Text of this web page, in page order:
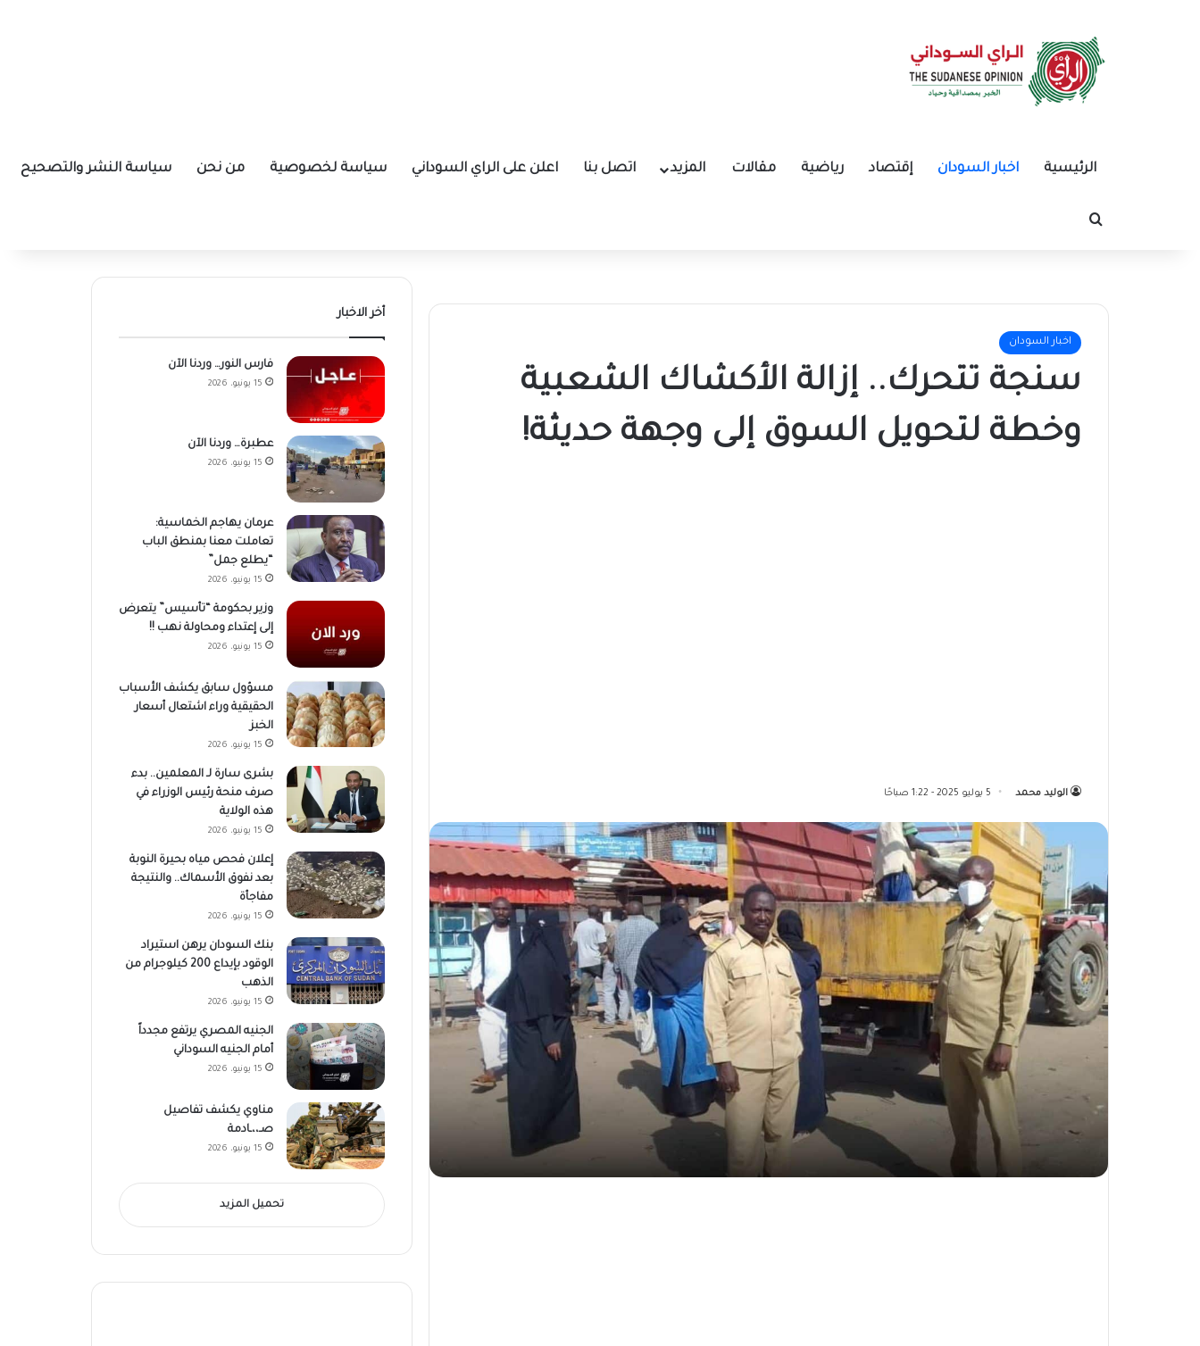
الرئيسية اخبار السودان إقتصاد رياضية مقالات المزيد اتصل بنا اعلن على الراي السوداني سياسة لخصوصية من نحن سياسة النشر والتصحيح
بحث عن
اخبار السودان
سنجة تتحرك.. إزالة الأكشاك الشعبية
وخطة لتحويل السوق إلى وجهة حديثة!
الوليد محمد 5 يوليو 2025 - 1:22 صباحًا
أخر الاخبار
فارس النور… وردنا الآن
15 يونيو، 2026
عطبرة… وردنا الآن
15 يونيو، 2026
عرمان يهاجم الخماسية:
تعاملت معنا بمنطق الباب
“يطلع جمل”
15 يونيو، 2026
وزير بحكومة “تأسيس” يتعرض
إلى إعتداء ومحاولة نهب !!
15 يونيو، 2026
مسؤول سابق يكشف الأسباب
الحقيقية وراء اشتعال أسعار
الخبز
15 يونيو، 2026
بشرى سارة لـ المعلمين.. بدء
صرف منحة رئيس الوزراء في
هذه الولاية
15 يونيو، 2026
إعلان فحص مياه بحيرة النوبة
بعد نفوق الأسماك.. والنتيجة
مفاجأة
15 يونيو، 2026
بنك السودان يرهن استيراد
الوقود بإيداع 200 كيلوجرام من
الذهب
15 يونيو، 2026
الجنيه المصري يرتفع مجدداً
أمام الجنيه السوداني
15 يونيو، 2026
مناوي يكشف تفاصيل
صـ،،ـادمة
15 يونيو، 2026
تحميل المزيد